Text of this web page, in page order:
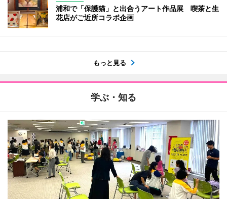
浦和で「保護猫」と出合うアート作品展 喫茶と生
花店がご近所コラボ企画
もっと見る
学ぶ・知る